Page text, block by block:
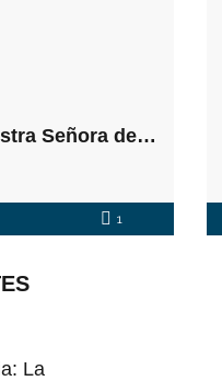
Piso en venta en Avenida Nuestra Señora de la Paz, 1
1
La